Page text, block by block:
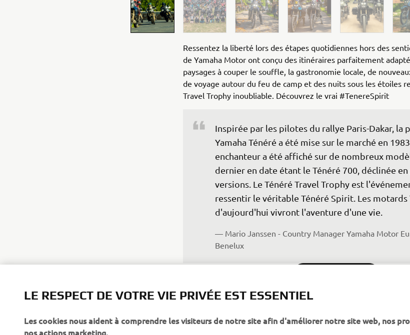
Ressentez la liberté lors des étapes quotidiennes hors des
de Yamaha Motor ont conçu des itinéraires parfaitement
paysages à couper le souffle, la gastronomie locale, de
de voyage autour du feu de camp et des nuits sous les étoiles
Travel Trophy inoubliable. Découvrez le vrai #TenereSpirit
Inspirée par les pilotes du rallye Paris-Dakar, la
Yamaha Ténéré a été mise sur le marché en
enchanteur a été affiché sur de nombreux
dernier en date étant le Ténéré 700, déclinée
versions. Le Ténéré Travel Trophy est
ressentir le véritable Ténéré Spirit. Les motards
d'aujourd'hui vivront l'aventure d'une vie.
— Mario Janssen - Country Manager Yamaha Motor
Benelux
LE RESPECT DE VOTRE VIE PRIVÉE EST ESSENTIEL
Les cookies nous aident à comprendre les visiteurs de notre site afin d'améliorer notre site web, nos
nos actions marketing.